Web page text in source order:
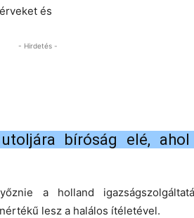
és
- Hirdetés -
bíróság elé,
a holland
lesz a halálos ítéletével.